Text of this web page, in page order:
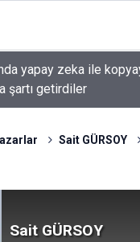
yapay zeka ile
şartı getirdiler
Sait GÜRSOY
Sait GÜRSOY